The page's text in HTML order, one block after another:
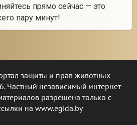
прямо сейчас — это
пару минут!
защиты и прав животных
Частный независимый интернет-
разрешена только с
на www.egida.by